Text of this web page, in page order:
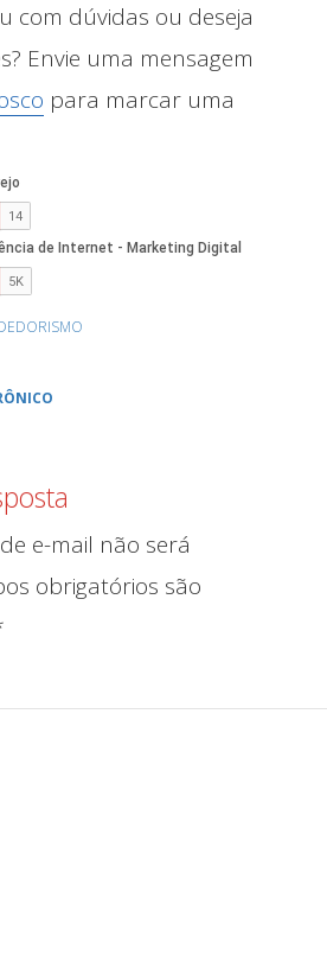
com dúvidas ou deseja
Envie uma mensagem
para marcar uma
e-mail não será
obrigatórios são